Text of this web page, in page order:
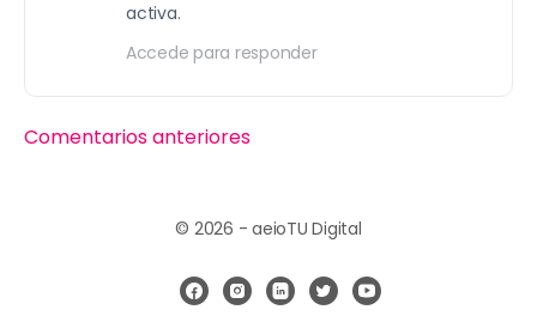
activa.
Accede para responder
Comentarios anteriores
© 2026 - aeioTU Digital